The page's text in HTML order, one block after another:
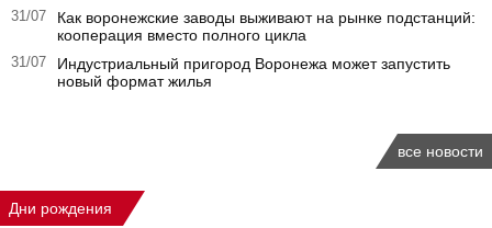
31/07
Как воронежские заводы выживают на рынке подстанций:
кооперация вместо полного цикла
31/07
Индустриальный пригород Воронежа может запустить
новый формат жилья
все новости
Дни рождения